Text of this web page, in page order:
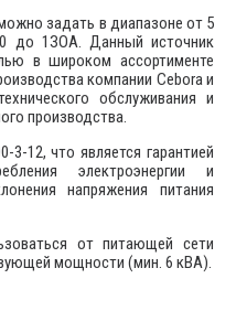
задать в диапазоне от 5
1ЗОА. Данный источник
в широком ассортименте
компании Cebora и
обслуживания и
производства.
3-12, что является гарантией
электроэнергии и
напряжения питания
от питающей сети
мощности (мин. 6 кВА).